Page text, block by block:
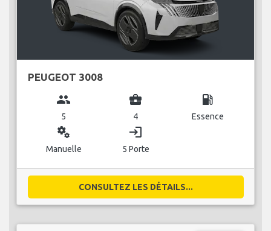
PEUGEOT 3008
group
5
business_center
4
local_gas_station
Essence
miscellaneous_services
Manuelle
login
5 Porte
CONSULTEZ LES DÉTAILS...